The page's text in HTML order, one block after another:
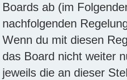
Boards ab (im
nachfolgenden
Wenn du mit diesen
das Board nicht weiter
jeweils die an dieser